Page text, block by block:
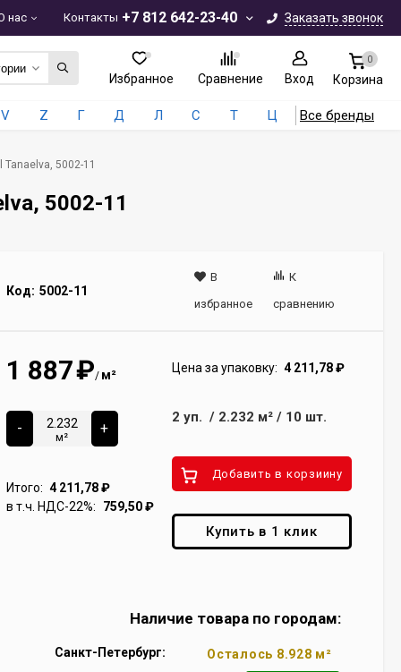
+7 812 642-23-40 Заказать звонок
нас Контакты
Избранное Сравнение Вход
0
Корзина
V Z Г Д Л С Т Ц Все бренды
5002-11
5002-11
Код: 5002-11
В
избранное
К
сравнению
1 887₽/ м²
-
м²
+
Итого: 4 211,78₽
в т.ч. НДС-22%:
759,50₽
Цена за упаковку: 4 211,78₽
2 уп. / 2.232 м²/ 10 шт.
Добавить в корзиину
Купить в 1 клик
Наличие товара по городам:
Санкт-Петербург:
Осталось 8.928 м²